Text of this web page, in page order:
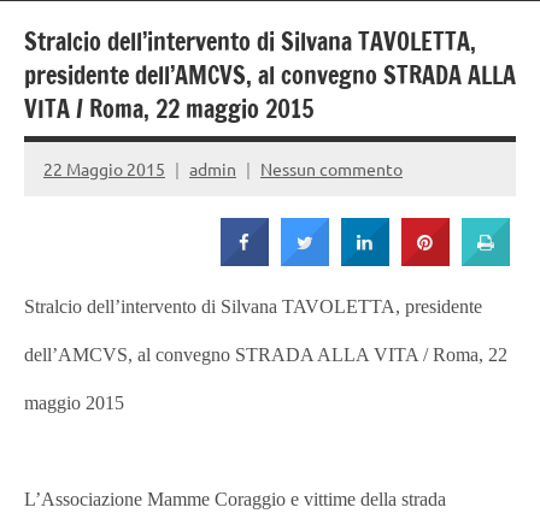
Familiari
e
Vittime
della
strada
Stralcio dell’intervento di Silvana TAVOLETTA,
presidente dell’AMCVS, al convegno STRADA ALLA
VITA / Roma, 22 maggio 2015
22 Maggio 2015 admin Nessun commento
Stralcio dell’intervento di Silvana TAVOLETTA, presidente
dell’AMCVS, al convegno STRADA ALLA VITA / Roma, 22
maggio 2015
L’Associazione Mamme Coraggio e vittime della strada